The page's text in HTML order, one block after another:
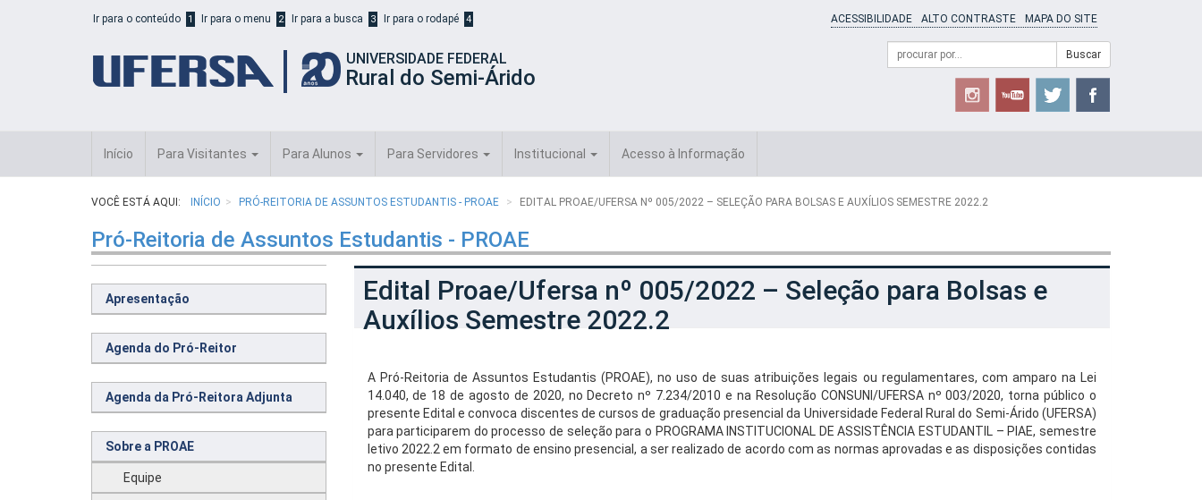
Ir para o conteúdo 1 Ir para o menu 2 Ir para a busca 3 Ir para o rodapé 4 ACESSIBILIDADE ALTO CONTRASTE MAPA DO SITE
UNIVERSIDADE FEDERAL
Rural do Semi-Árido
Formulário
Campo
de
Buscar
Início Para Visitantes Para Alunos Para Servidores Institucional Acesso à Informação
VOCÊ ESTÁ AQUI: INÍCIO PRÓ-REITORIA DE ASSUNTOS ESTUDANTIS - PROAE EDITAL PROAE/UFERSA Nº 005/2022 – SELEÇÃO PARA BOLSAS E AUXÍLIOS SEMESTRE 2022.2
Pró-Reitoria de Assuntos Estudantis - PROAE
Apresentação
Agenda do Pró-Reitor
Agenda da Pró-Reitora Adjunta
Sobre a PROAE
Equipe
Edital Proae/Ufersa nº 005/2022 – Seleção para Bolsas e
Auxílios Semestre 2022.2
A Pró-Reitoria de Assuntos Estudantis (PROAE), no uso de suas atribuições legais ou regulamentares, com amparo na Lei
14.040, de 18 de agosto de 2020, no Decreto nº 7.234/2010 e na Resolução CONSUNI/UFERSA nº 003/2020, torna público o
presente Edital e convoca discentes de cursos de graduação presencial da Universidade Federal Rural do Semi-Árido (UFERSA)
para participarem do processo de seleção para o PROGRAMA INSTITUCIONAL DE ASSISTÊNCIA ESTUDANTIL – PIAE, semestre
letivo 2022.2 em formato de ensino presencial, a ser realizado de acordo com as normas aprovadas e as disposições contidas
no presente Edital.